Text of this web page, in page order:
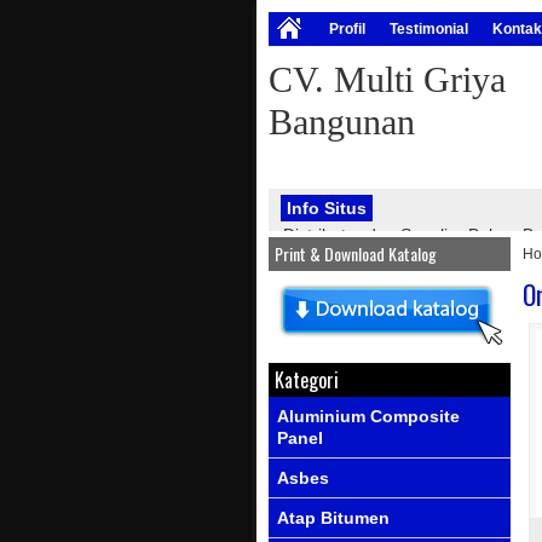
Profil Testimonial Kontak
CV. Multi Griya
Bangunan
Info Situs
Distributor dan Supplier Bahan
bangunan, seperti : atap
Info Produk
Ada produk-
Print & Download Katalog
Kategori
Aluminium Composite
Panel
Asbes
Atap Bitumen